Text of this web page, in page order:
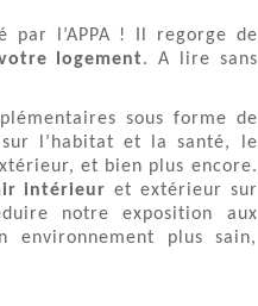
par l’APPA ! Il regorge de
logement. A lire sans
sous forme de
l’habitat et la santé, le
et bien plus encore.
intérieur et extérieur sur
notre exposition aux
environnement plus sain,